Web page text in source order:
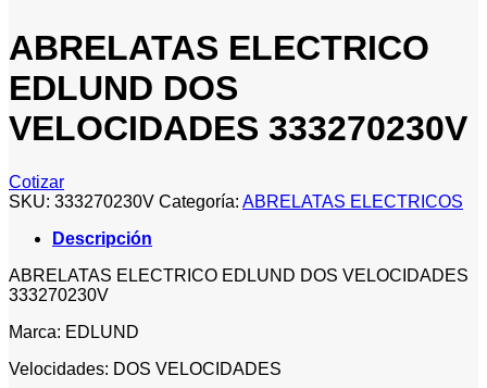
ABRELATAS ELECTRICO
EDLUND DOS
VELOCIDADES 333270230V
Cotizar
SKU: 333270230V Categoría: ABRELATAS ELECTRICOS
Descripción
ABRELATAS ELECTRICO EDLUND DOS VELOCIDADES
333270230V
Marca: EDLUND
Velocidades: DOS VELOCIDADES